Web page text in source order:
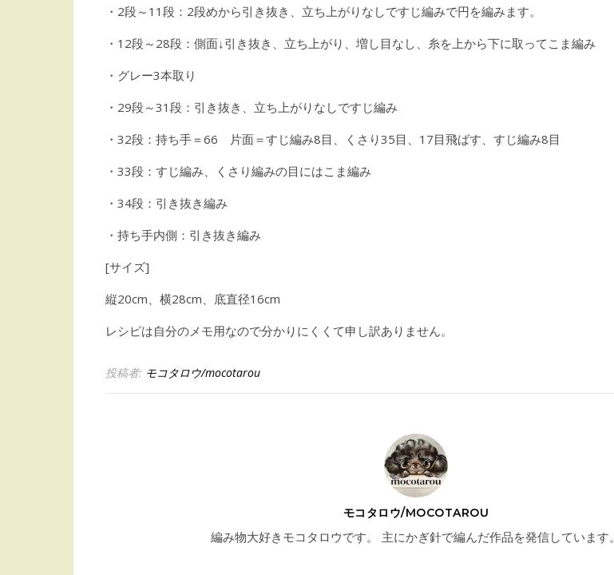
・2段～11段：2段めから引き抜き、立ち上がりなしですじ編みで円を編みます。
・12段～28段：側面↓引き抜き、立ち上がり、増し目なし、糸を上から下に取ってこま編み
・グレー3本取り
・29段～31段：引き抜き、立ち上がりなしですじ編み
・32段：持ち手＝66 片面＝すじ編み8目、くさり35目、17目飛ばす、すじ編み8目
・33段：すじ編み、くさり編みの目にはこま編み
・34段：引き抜き編み
・持ち手内側：引き抜き編み
[サイズ]
縦20cm、横28cm、底直径16cm
レシピは自分のメモ用なので分かりにくくて申し訳ありません。
投稿者: モコタロウ/mocotarou
モコタロウ/MOCOTAROU
編み物大好きモコタロウです。 主にかぎ針で編んだ作品を発信しています。